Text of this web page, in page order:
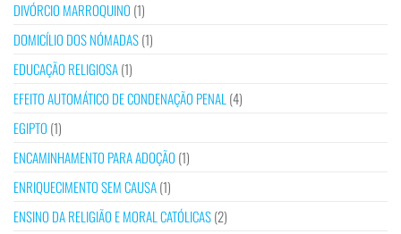
DIVÓRCIO MARROQUINO (1)
DOMICÍLIO DOS NÓMADAS(1)
EDUCAÇÃO RELIGIOSA(1)
EFEITO AUTOMÁTICO DE CONDENAÇÃO PENAL (4)
EGIPTO (1)
ENCAMINHAMENTO PARA ADOÇÃO (1)
ENRIQUECIMENTO SEM CAUSA(1)
ENSINO DA RELIGIÃO E MORAL CATÓLICAS(2)